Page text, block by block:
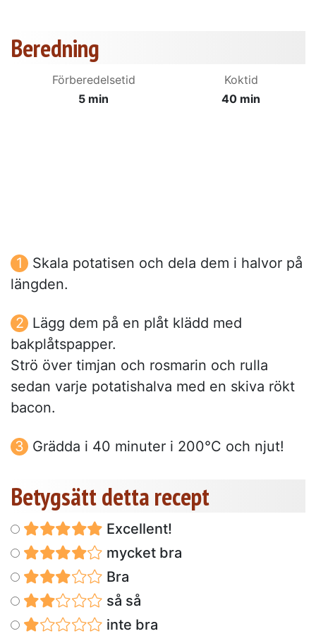
Beredning
Förberedelsetid
5 min
Koktid
40 min
Skala potatisen och dela dem i halvor på
längden.
Lägg dem på en plåt klädd med
bakplåtspapper.
Strö över timjan och rosmarin och rulla
sedan varje potatishalva med en skiva rökt
bacon.
Grädda i 40 minuter i 200°C och njut!
Betygsätt detta recept
Excellent!
mycket bra
Bra
så så
inte bra